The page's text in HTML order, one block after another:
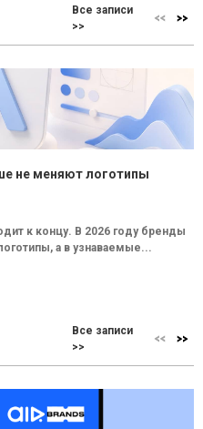
Все записи
>>
не меняют логотипы
к концу. В 2026 году бренды
а в узнаваемые...
Все записи
>>